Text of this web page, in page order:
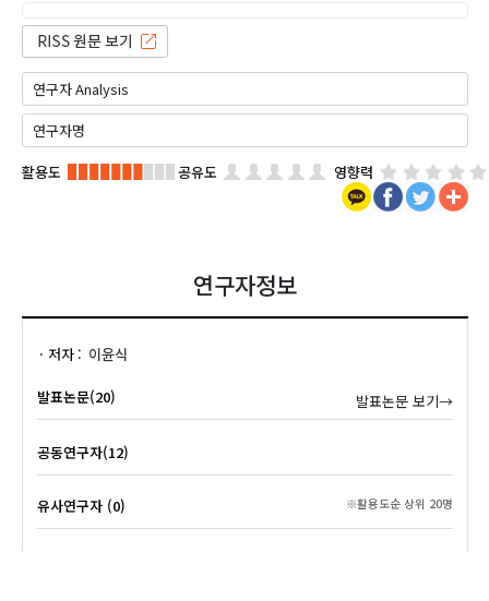
활용도 공유도 영향력
연구자정보
저자 이윤식
발표논문(20) 발표논문 보기→
공동연구자(12)
유사연구자 (0) ※활용도순 상위 20명